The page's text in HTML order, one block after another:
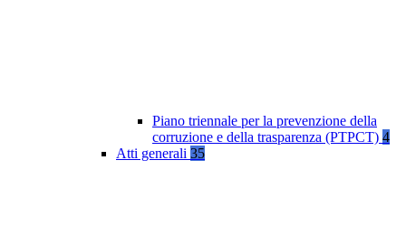
Piano triennale per la prevenzione della
corruzione e della trasparenza (PTPCT) 4
Atti generali 35